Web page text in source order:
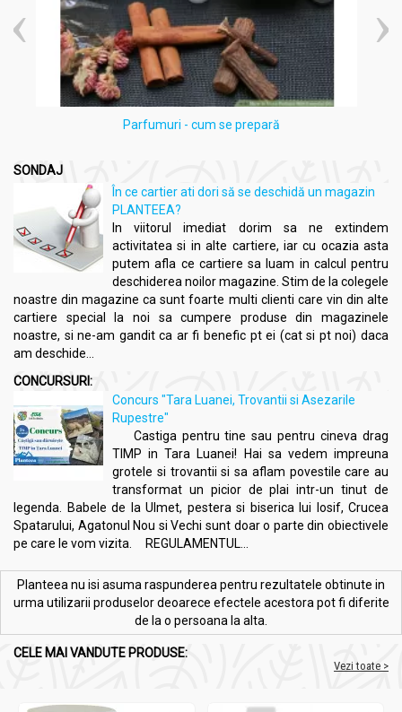
Parfumuri - cum se prepară
SONDAJ
În ce cartier ati dori să se deschidă un magazin
PLANTEEA?
In viitorul imediat dorim sa ne extindem
activitatea si in alte cartiere, iar cu ocazia asta
putem afla ce cartiere sa luam in calcul pentru
deschiderea noilor magazine. Stim de la colegele
noastre din magazine ca sunt foarte multi clienti care vin din alte
cartiere special la noi sa cumpere produse din magazinele
noastre, si ne-am gandit ca ar fi benefic pt ei (cat si pt noi) daca
am deschide...
CONCURSURI:
Concurs "Tara Luanei, Trovantii si Asezarile
Rupestre"
Castiga pentru tine sau pentru cineva drag
TIMP in Tara Luanei! Hai sa vedem impreuna
grotele si trovantii si sa aflam povestile care au
transformat un picior de plai intr-un tinut de
legenda. Babele de la Ulmet, pestera si biserica lui Iosif, Crucea
Spatarului, Agatonul Nou si Vechi sunt doar o parte din obiectivele
pe care le vom vizita. REGULAMENTUL...
Planteea nu isi asuma raspunderea pentru rezultatele obtinute in
urma utilizarii produselor deoarece efectele acestora pot fi diferite
de la o persoana la alta.
CELE MAI VANDUTE PRODUSE:
Vezi toate >